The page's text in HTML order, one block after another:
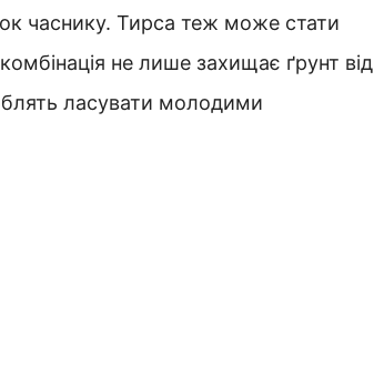
часнику. Тирса теж може стати
не лише захищає ґрунт від
ласувати молодими